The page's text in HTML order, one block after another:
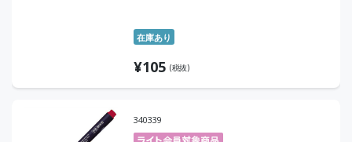
在庫あり
¥105 (税抜)
340339